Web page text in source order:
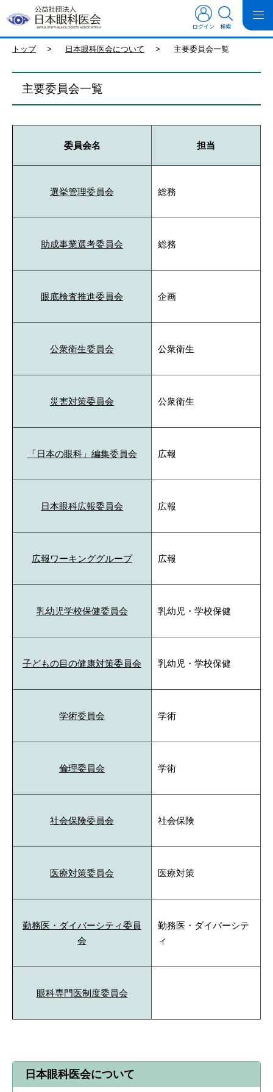
ログイン 検索
トップ > 日本眼科医会について > 主要委員会一覧
主要委員会一覧
委員会名 担当
選挙管理委員会 総務
助成事業選考委員会 総務
眼底検査推進委員会 企画
公衆衛生委員会 公衆衛生
災害対策委員会 公衆衛生
「日本の眼科」編集委員会 広報
日本眼科広報委員会 広報
広報ワーキンググループ 広報
乳幼児学校保健委員会 乳幼児・学校保健
子どもの目の健康対策委員会 乳幼児・学校保健
学術委員会 学術
倫理委員会 学術
社会保険委員会 社会保険
医療対策委員会 医療対策
勤務医・ダイバーシティ委員
会
勤務医・ダイバーシテ
ィ
眼科専門医制度委員会
日本眼科医会について